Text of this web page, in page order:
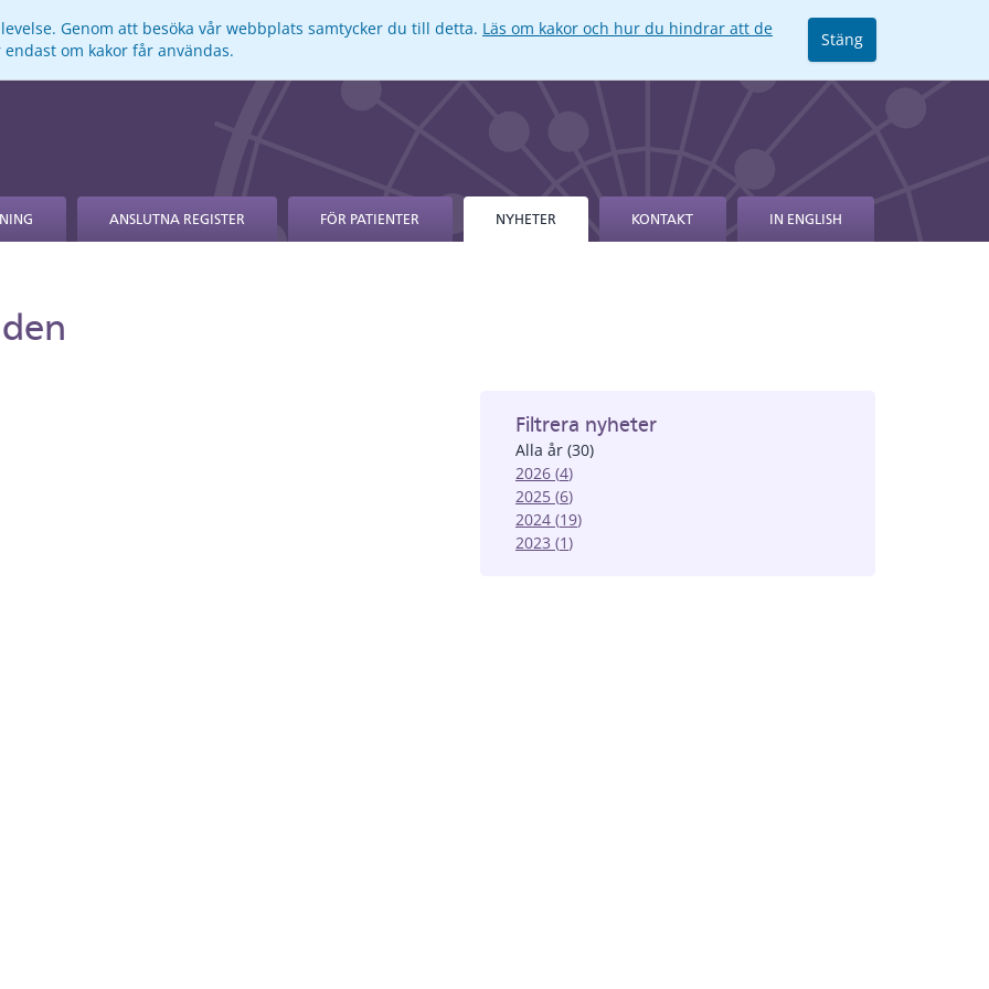
Genom att besöka vår webbplats samtycker du till detta. Läs om kakor och hur du hindrar att de
om kakor får användas.
Stäng
ANSLUTNA REGISTER FÖR PATIENTER NYHETER KONTAKT IN ENGLISH
Filtrera nyheter
Alla år (30)
2026 (4)
2025 (6)
2024 (19)
2023 (1)